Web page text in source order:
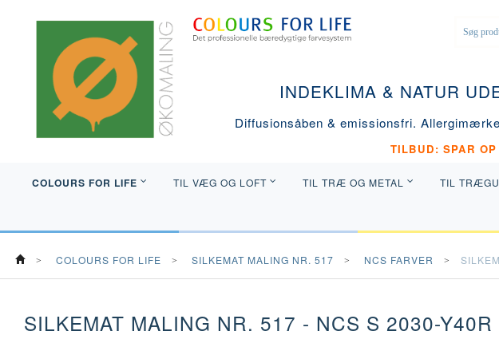
INDEKLIMA & NATUR
Diffusionsåben & emissionsfri.
TILBUD: SPAR
COLOURS FOR LIFE TIL VÆG OG LOFT TIL TRÆ OG METAL TIL
COLOURS FOR LIFE SILKEMAT MALING NR. 517 NCS FARVER
SILKEMAT MALING NR. 517 - NCS S 2030-Y40R